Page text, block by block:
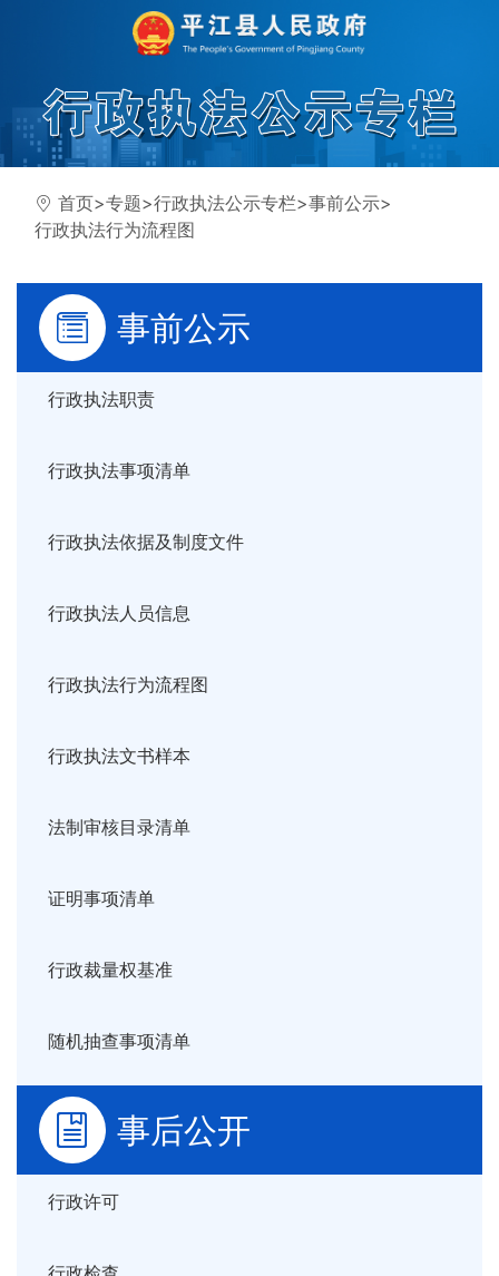
首页>专题>行政执法公示专栏>事前公示>
行政执法行为流程图
事前公示
行政执法职责
行政执法事项清单
行政执法依据及制度文件
行政执法人员信息
行政执法行为流程图
行政执法文书样本
法制审核目录清单
证明事项清单
行政裁量权基准
随机抽查事项清单
事后公开
行政许可